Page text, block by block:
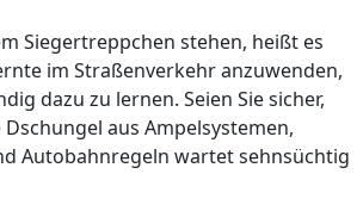
Siegertreppchen stehen, heißt es
im Straßenverkehr anzuwenden,
dazu zu lernen. Seien Sie sicher,
aus Ampelsystemen,
Autobahnregeln wartet sehnsüchtig